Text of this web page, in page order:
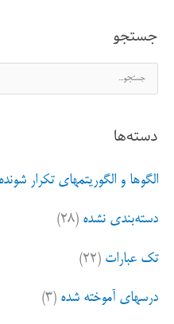
موضوع
بازاریابی
جستجو
س
ج
ب
ا
دسته‌ها
الگوها و الگوریتمهای تکرار
دسته‌بندی نشده (۲۸)
تک عبارات (۲۲)
درسهای آموخته شده (۳)